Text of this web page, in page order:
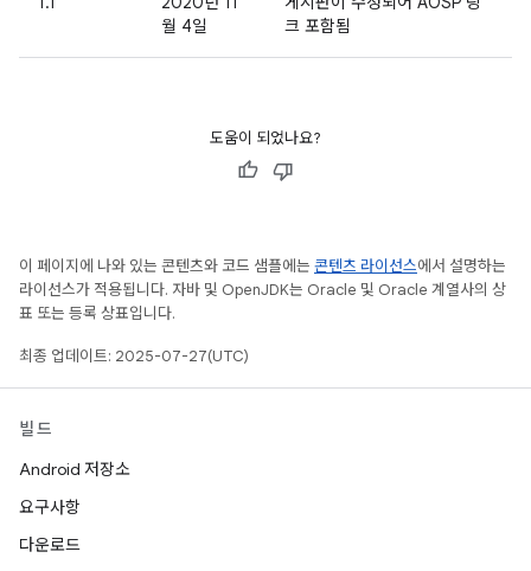
월 4일
크 포함됨
도움이 되었나요?
이 페이지에 나와 있는 콘텐츠와 코드 샘플에는 콘텐츠 라이선스에서 설명하는
라이선스가 적용됩니다. 자바 및 OpenJDK는 Oracle 및 Oracle 계열사의 상
표 또는 등록 상표입니다.
최종 업데이트: 2025-07-27(UTC)
빌드
Android 저장소
요구사항
다운로드